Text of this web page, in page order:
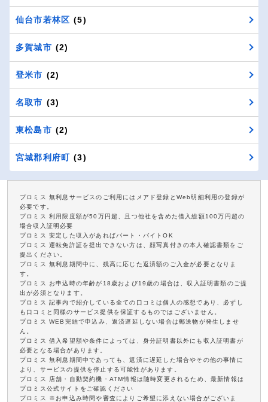
仙台市若林区 (5)
多賀城市 (2)
登米市 (2)
名取市 (3)
東松島市 (2)
宮城郡利府町 (3)
プロミス 無利息サービスのご利用にはメアド登録とWeb明細利用の登録が
必要です。
プロミス 利用限度額が50万円超、且つ他社を含めた借入総額100万円超の
場合収入証明必要
プロミス 安定した収入があればパート・バイトOK
プロミス 運転免許証を提出できない方は、顔写真付きの本人確認書類をご
提出ください。
プロミス 無利息期間中に、残高に応じた返済額のご入金が必要となりま
す。
プロミス お申込時の年齢が18歳および19歳の場合は、収入証明書類のご提
出が必須となります。
プロミス 記事内で紹介している全ての口コミは個人の感想であり、必ずし
も口コミと同様のサービス提供を保証するものではございません。
プロミス WEB完結で申込み、返済遅延しない場合は郵送物が発生しませ
ん。
プロミス 借入希望額や条件によっては、身分証明書以外にも収入証明書が
必要となる場合があります。
プロミス 無利息期間中であっても、返済に遅延した場合やその他の事情に
より、サービスの提供を停止する可能性があります。
プロミス 店舗・自動契約機・ATM情報は随時変更されるため、最新情報は
プロミス公式サイトをご確認ください
プロミス ※お申込み時間や審査によりご希望に添えない場合がございま